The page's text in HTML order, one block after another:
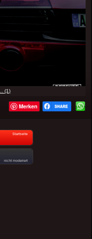
(1)
Merken
Startseite
nicht moderiert